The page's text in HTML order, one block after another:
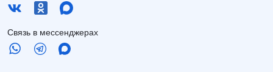
Связь в мессенджерах